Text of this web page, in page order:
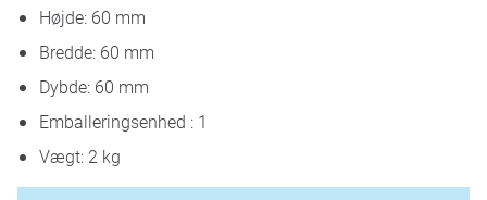
Højde: 60 mm
Bredde: 60 mm
Dybde: 60 mm
Emballeringsenhed : 1
Vægt: 2 kg